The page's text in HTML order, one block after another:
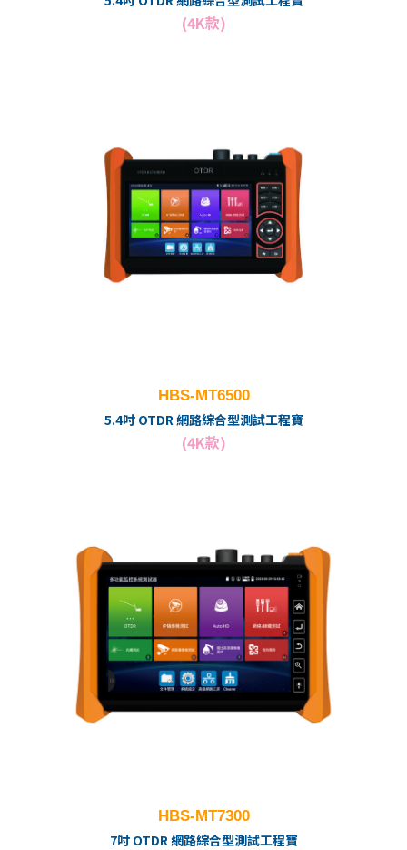
(4K款)
HBS-MT6500
5.4吋 OTDR 網路綜合型測試工程寶
(4K款)
HBS-MT7300
7吋 OTDR 網路綜合型測試工程寶